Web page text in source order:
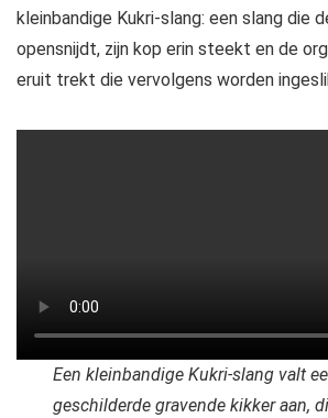
kleinbandige Kukri-slang: een slang die
opensnijdt, zijn kop erin steekt en de
eruit trekt die vervolgens worden
Een kleinbandige Kukri-slang valt
geschilderde gravende kikker aan,